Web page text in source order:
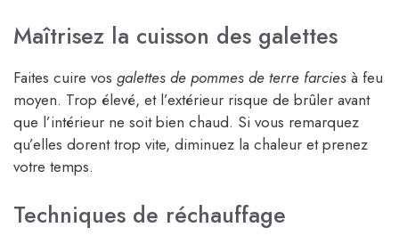
Maîtrisez la cuisson des galettes
Faites cuire vos galettes de pommes de terre farcies à feu
moyen. Trop élevé, et l’extérieur risque de brûler avant
que l’intérieur ne soit bien chaud. Si vous remarquez
qu’elles dorent trop vite, diminuez la chaleur et prenez
votre temps.
Techniques de réchauffage